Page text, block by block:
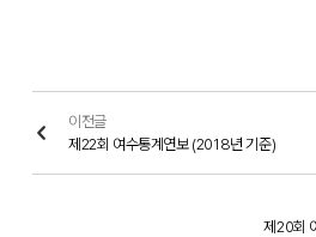
이전글
제22회 여수통계연보 (2018년 기준)
제20회